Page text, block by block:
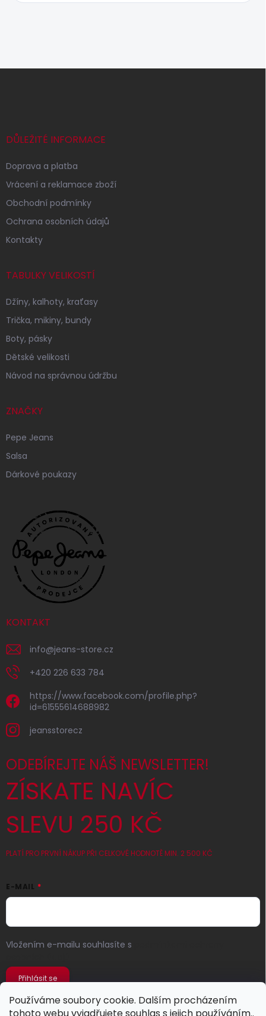
Používáme soubory cookie. Dalším procházením
Z
DŮLEŽITÉ INFORMACE
Doprava a platba
Vrácení a reklamace zboží
Obchodní podmínky
Ochrana osobních údajů
Kontakty
TABULKY VELIKOSTÍ
Džíny, kalhoty, kraťasy
Trička, mikiny, bundy
Boty, pásky
Dětské velikosti
Návod na správnou údržbu
ZNAČKY
Pepe Jeans
Salsa
Dárkové poukazy
KONTAKT
info@jeans-store.cz
+420 226 633 784
https://www.facebook.com/profile.php?
id=61555614688982
jeansstorecz
ODEBÍREJTE NÁŠ NEWSLETTER!
ZÍSKATE NAVÍC
SLEVU 250 KČ
PLATÍ PRO PRVNÍ NÁKUP PŘI CELKOVÉ HODNOTĚ MIN. 2 500 KČ
E-MAIL
Vložením e-mailu souhlasíte s
Přihlásit se